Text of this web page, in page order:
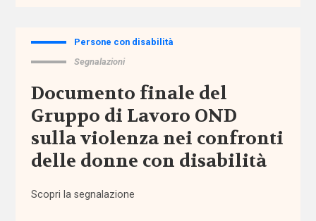
Sezioni
Comunicazioni
Dati e
Persone con disabilità
Segnalazioni
Documento finale del
Gruppo di Lavoro OND
sulla violenza nei confronti
delle donne con disabilità
Scopri la segnalazione